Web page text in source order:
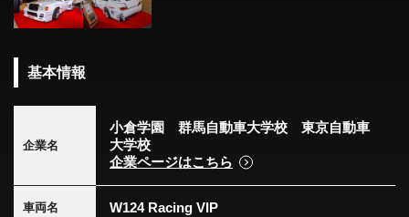
基本情報
企業名
小倉学園 群馬自動車大学校 東京自動車
大学校
企業ページはこちら
車両名 W124 Racing VIP